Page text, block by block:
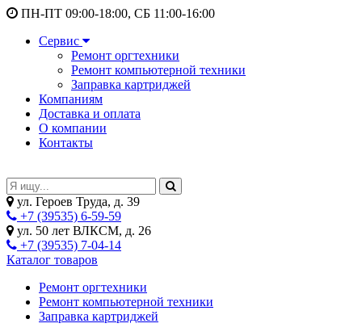
ПН-ПТ 09:00-18:00, СБ 11:00-16:00
Сервис
Ремонт оргтехники
Ремонт компьютерной техники
Заправка картриджей
Компаниям
Доставка и оплата
О компании
Контакты
ул. Героев Труда, д. 39
+7 (39535) 6-59-59
ул. 50 лет ВЛКСМ, д. 26
+7 (39535) 7-04-14
Каталог товаров
Ремонт оргтехники
Ремонт компьютерной техники
Заправка картриджей